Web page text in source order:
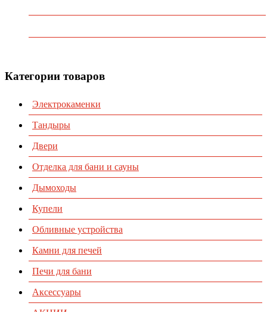
Категории товаров
Электрокаменки
Тандыры
Двери
Отделка для бани и сауны
Дымоходы
Купели
Обливные устройства
Камни для печей
Печи для бани
Аксессуары